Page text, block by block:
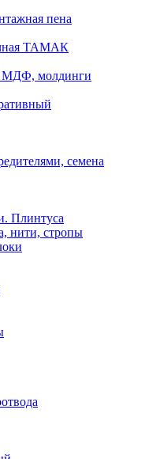
пена
ТАМАК
МДФ, молдинги
семена
Плинтуса
нити, стропы